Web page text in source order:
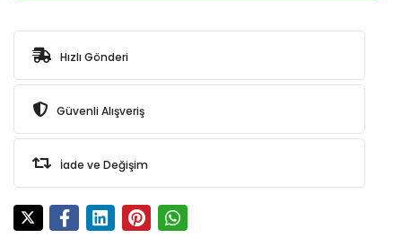
Hızlı Gönderi
Güvenli Alışveriş
İade ve Değişim